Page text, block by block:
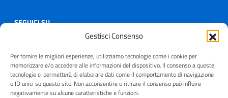
Gestisci Consenso
Per fornire le migliori esperienze, utilizziamo tecnologie come i cookie per
memorizzare e/o accedere alle informazioni del dispositivo. Il consenso a queste
tecnologie ci permetterà di elaborare dati come il comportamento di navigazione
o ID unici su questo sito. Non acconsentire o ritirare il consenso può influire
negativamente su alcune caratteristiche e funzioni.
SEGUICI SU
Copyright © 2021 - 2026